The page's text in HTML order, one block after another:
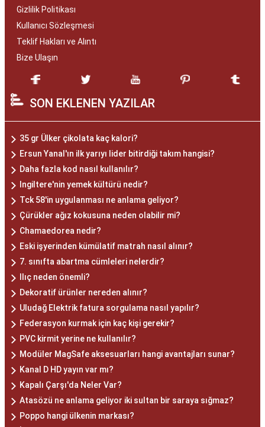
Gizlilik Politikası
Kullanıcı Sözleşmesi
Teklif Hakları ve Alıntı
Bize Ulaşın
SON EKLENEN YAZILAR
35 gr Ülker çikolata kaç kalori?
Ersun Yanal'ın ilk yarıyı lider bitirdiği takım hangisi?
Daha fazla kod nasıl kullanılır?
Ingiltere'nin yemek kültürü nedir?
Tck 58'in uygulanması ne anlama geliyor?
Çürükler ağız kokusuna neden olabilir mi?
Chamaedorea nedir?
Eski işyerinden kümülatif matrah nasıl alınır?
7. sınıfta abartma cümleleri nelerdir?
Ilıç neden önemli?
Dekoratif ürünler nereden alınır?
Uludağ Elektrik fatura sorgulama nasıl yapılır?
Federasyon kurmak için kaç kişi gerekir?
PVC kirmit yerine ne kullanılır?
Modüler MagSafe aksesuarları hangi avantajları sunar?
Kanal D HD yayın var mı?
Kapalı Çarşı'da Neler Var?
Atasözü ne anlama geliyor iki sultan bir saraya sığmaz?
Poppo hangi ülkenin markası?